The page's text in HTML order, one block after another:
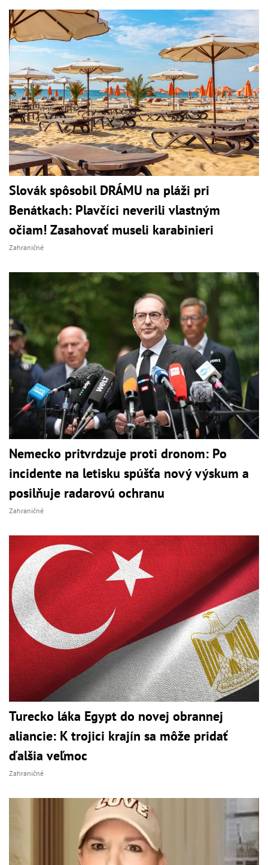
Slovák spôsobil DRÁMU na pláži pri
Benátkach: Plavčíci neverili vlastným
očiam! Zasahovať museli karabinieri
Zahraničné
Nemecko pritvrdzuje proti dronom: Po
incidente na letisku spúšťa nový výskum a
posilňuje radarovú ochranu
Zahraničné
Turecko láka Egypt do novej obrannej
aliancie: K trojici krajín sa môže pridať
ďalšia veľmoc
Zahraničné